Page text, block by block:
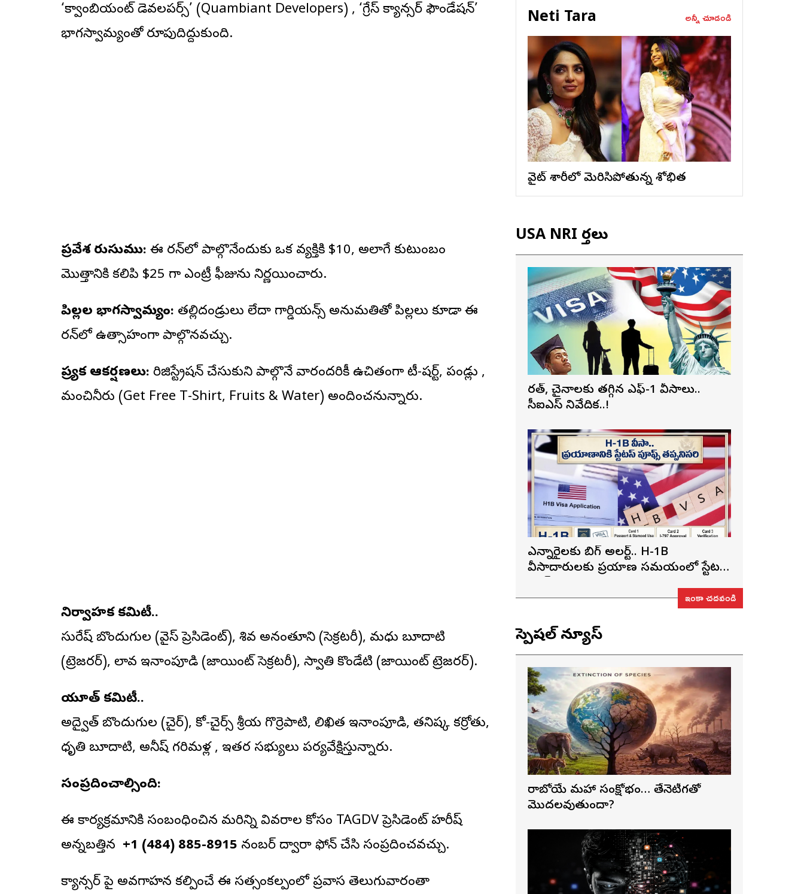
‘క్వాంబియంట్ డెవలపర్స్’ (Quambiant Developers) , ‘గ్రేస్ క్యాన్సర్ ఫౌండేషన్’
భాగస్వామ్యంతో రూపుదిద్దుకుంది.
ప్రవేశ రుసుము: ఈ రన్‌లో పాల్గొనేందుకు ఒక వ్యక్తికి $10, అలాగే కుటుంబం
మొత్తానికి కలిపి $25 గా ఎంట్రీ ఫీజును నిర్ణయించారు.
పిల్లల భాగస్వామ్యం: తల్లిదండ్రులు లేదా గార్డియన్స్ అనుమతితో పిల్లలు కూడా ఈ
రన్‌లో ఉత్సాహంగా పాల్గొనవచ్చు.
ప్రత్యేక ఆకర్షణలు: రిజిస్ట్రేషన్ చేసుకుని పాల్గొనే వారందరికీ ఉచితంగా టీ-షర్ట్, పండ్లు ,
మంచినీరు (Get Free T-Shirt, Fruits & Water) అందించనున్నారు.
నిర్వాహక కమిటీ..
సురేష్ బొందుగుల (వైస్ ప్రెసిడెంట్), శివ అనంతూని (సెక్రటరీ), మధు బూదాటి
(ట్రెజరర్), లావ ఇనాంపూడి (జాయింట్ సెక్రటరీ), స్వాతి కొండేటి (జాయింట్ ట్రెజరర్).
యూత్ కమిటీ..
అద్వైత్ బొందుగుల (చైర్), కో-చైర్స్ శ్రీయ గొర్రెపాటి, లిఖిత ఇనాంపూడి, తనిష్క కర్రోతు,
ధృతి బూదాటి, అనీష్ గరిమళ్ల , ఇతర సభ్యులు పర్యవేక్షిస్తున్నారు.
సంప్రదించాల్సింది:
ఈ కార్యక్రమానికి సంబంధించిన మరిన్ని వివరాల కోసం TAGDV ప్రెసిడెంట్ హరీష్
అన్నబత్తిన +1 (484) 885-8915 నంబర్ ద్వారా ఫోన్ చేసి సంప్రదించవచ్చు.
క్యాన్సర్ పై అవగాహన కల్పించే ఈ సత్సంకల్పంలో ప్రవాస తెలుగువారంతా
Neti Tara అన్నీ చూడండి
వైట్ శారీలో మెరిసిపోతున్న శోభిత
USA NRI వార్తలు
భారత్, చైనాలకు తగ్గిన ఎఫ్-1 వీసాలు..
సీఐఎస్ నివేదిక..!
ఎన్నారైలకు బిగ్ అలర్ట్.. H-1B
వీసాదారులకు ప్రయాణ సమయంలో స్టేటస్
ఇంకా చదవండి
స్పెషల్ న్యూస్
రాబోయే మహా సంక్షోభం… తేనెటీగతో
మొదలవుతుందా?